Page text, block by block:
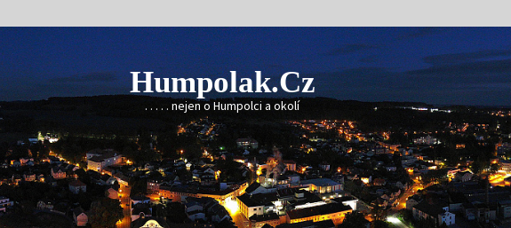
Humpolak.cz
. . . . . nejen o Humpolci a okolí